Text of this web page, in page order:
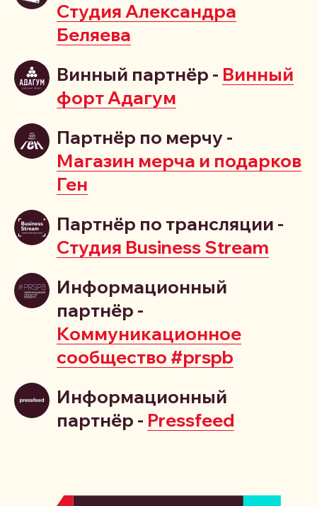
Студия Александра
Беляева
Винный партнёр - Винный
форт Адагум
Партнёр по мерчу -
Магазин мерча и подарков
Ген
Партнёр по трансляции -
Студия Business Stream
Информационный
партнёр -
Коммуникационное
сообщество #prspb
Информационный
партнёр - Pressfeed